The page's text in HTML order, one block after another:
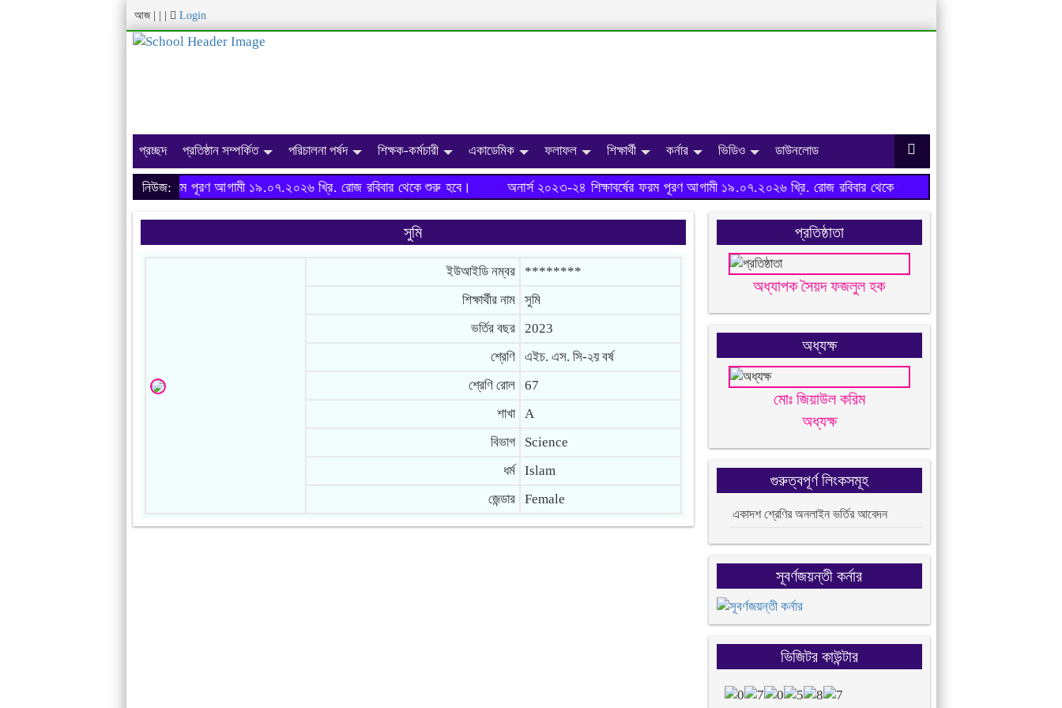
আজ Login
প্রচ্ছদ প্রতিষ্ঠান সম্পর্কিত পরিচালনা পর্ষদ শিক্ষক-কর্মচারী একাডেমিক ফলাফল শিক্ষার্থী কর্নার ভিডিও ডাউনলোড
নিউজ: অনার্স ২০২৩-২৪ শিক্ষাবর্ষের ফরম পূরণ আগামী ১৯.০৭.২০২৬ খ্রি. রোজ রবিবার থেকে শুরু হবে।
অনার্স ২০২৩-২৪ শিক্ষাবর্ষের ফরম পূরণ আগামী ১৯.০৭.২০২৬ খ্রি. রোজ রবিবার থেকে শুরু হবে।
সুমি
ইউআইডি নম্বর
********
শিক্ষার্থীর নাম
সুমি
ভর্তির বছর
2023
শ্রেণি
এইচ. এস. সি-২য় বর্ষ
শ্রেণি রোল
67
শাখা
A
বিভাগ
Science
ধর্ম
Islam
জেন্ডার
Female
প্রতিষ্ঠাতা
অধ্যাপক সৈয়দ ফজলুল হক
অধ্যক্ষ
মোঃ জিয়াউল করিম
অধ্যক্ষ
গুরুত্বপূর্ণ লিংকসমূহ
একাদশ শ্রেণির অনলাইন ভর্তির আবেদন
সূবর্ণজয়ন্তী কর্নার
ভিজিটর কাউন্টার